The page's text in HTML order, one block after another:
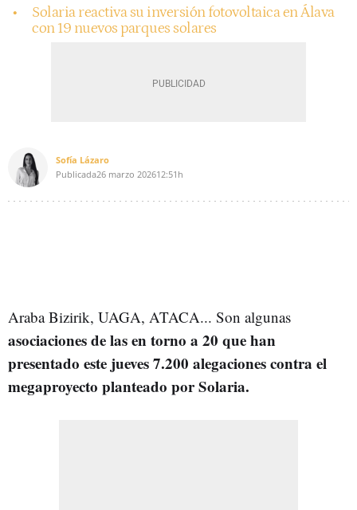
Solaria reactiva su inversión fotovoltaica en Álava
con 19 nuevos parques solares
Sofía Lázaro
Publicada26 marzo 202612:51h
Araba Bizirik, UAGA, ATACA... Son algunas
asociaciones de las en torno a 20 que han
presentado este jueves 7.200 alegaciones contra el
megaproyecto planteado por Solaria.